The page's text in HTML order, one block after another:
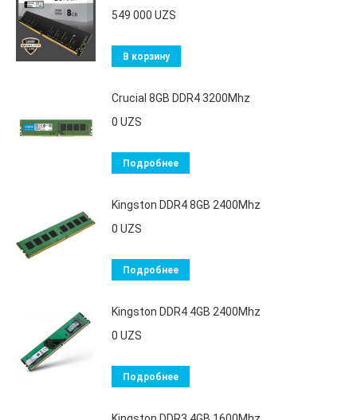
549 000 UZS
В корзину
Crucial 8GB DDR4 3200Mhz
0 UZS
Подробнее
Kingston DDR4 8GB 2400Mhz
0 UZS
Подробнее
Kingston DDR4 4GB 2400Mhz
0 UZS
Подробнее